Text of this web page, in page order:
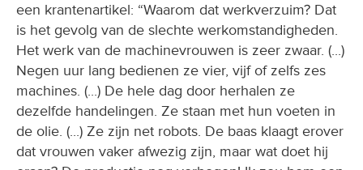
een krantenartikel: “Waarom dat werkverzuim? Dat
is het gevolg van de slechte werkomstandigheden.
Het werk van de machinevrouwen is zeer zwaar. (...)
Negen uur lang bedienen ze vier, vijf of zelfs zes
machines. (...) De hele dag door herhalen ze
dezelfde handelingen. Ze staan met hun voeten in
de olie. (...) Ze zijn net robots. De baas klaagt erover
dat vrouwen vaker afwezig zijn, maar wat doet hij